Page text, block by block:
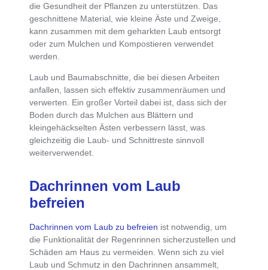
die Gesundheit der Pflanzen zu unterstützen. Das
geschnittene Material, wie kleine Äste und Zweige,
kann zusammen mit dem geharkten Laub entsorgt
oder zum Mulchen und Kompostieren verwendet
werden.
Laub und Baumabschnitte, die bei diesen Arbeiten
anfallen, lassen sich effektiv zusammenräumen und
verwerten. Ein großer Vorteil dabei ist, dass sich der
Boden durch das Mulchen aus Blättern und
kleingehäckselten Ästen verbessern lässt, was
gleichzeitig die Laub- und Schnittreste sinnvoll
weiterverwendet.
Dachrinnen vom Laub
befreien
Dachrinnen vom Laub zu befreien ist notwendig, um
die Funktionalität der Regenrinnen sicherzustellen und
Schäden am Haus zu vermeiden . Wenn sich zuviel
Laub und Schmutz in den Dachrinnen ansammelt,